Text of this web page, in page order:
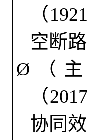
（
空断
Ø （
（
协同